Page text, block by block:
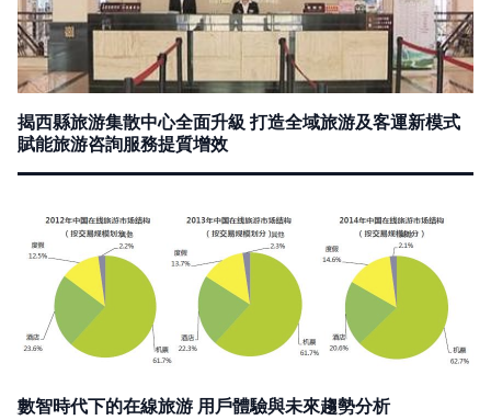
揭西縣旅游集散中心全面升級 打造全域旅游及客運新模式
賦能旅游咨詢服務提質增效
數智時代下的在線旅游 用戶體驗與未來趨勢分析